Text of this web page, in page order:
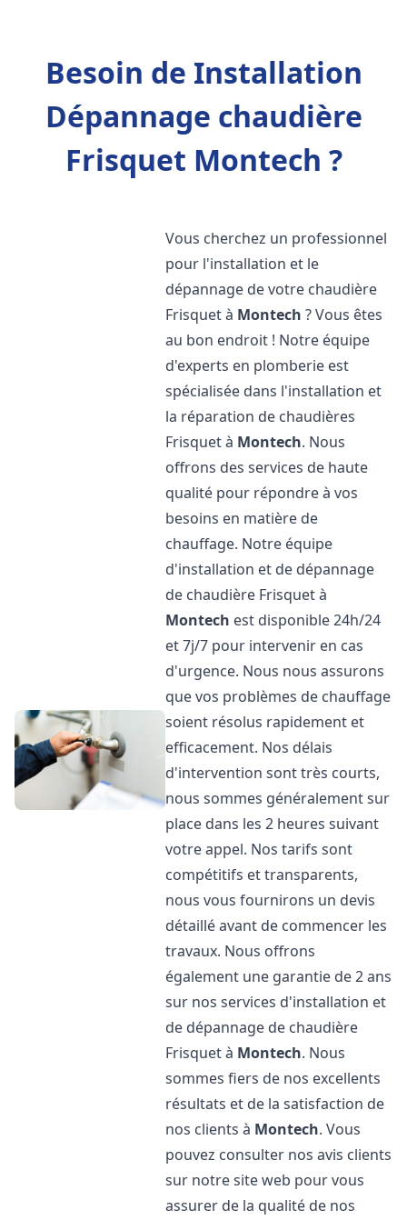
Besoin de Installation
Dépannage chaudière
Frisquet Montech ?
Vous cherchez un professionnel
pour l'installation et le
dépannage de votre chaudière
Frisquet à Montech ? Vous êtes
au bon endroit ! Notre équipe
d'experts en plomberie est
spécialisée dans l'installation et
la réparation de chaudières
Frisquet à Montech. Nous
offrons des services de haute
qualité pour répondre à vos
besoins en matière de
chauffage. Notre équipe
d'installation et de dépannage
de chaudière Frisquet à
Montech est disponible 24h/24
et 7j/7 pour intervenir en cas
d'urgence. Nous nous assurons
que vos problèmes de chauffage
soient résolus rapidement et
efficacement. Nos délais
d'intervention sont très courts,
nous sommes généralement sur
place dans les 2 heures suivant
votre appel. Nos tarifs sont
compétitifs et transparents,
nous vous fournirons un devis
détaillé avant de commencer les
travaux. Nous offrons
également une garantie de 2 ans
sur nos services d'installation et
de dépannage de chaudière
Frisquet à Montech. Nous
sommes fiers de nos excellents
résultats et de la satisfaction de
nos clients à Montech. Vous
pouvez consulter nos avis clients
sur notre site web pour vous
assurer de la qualité de nos